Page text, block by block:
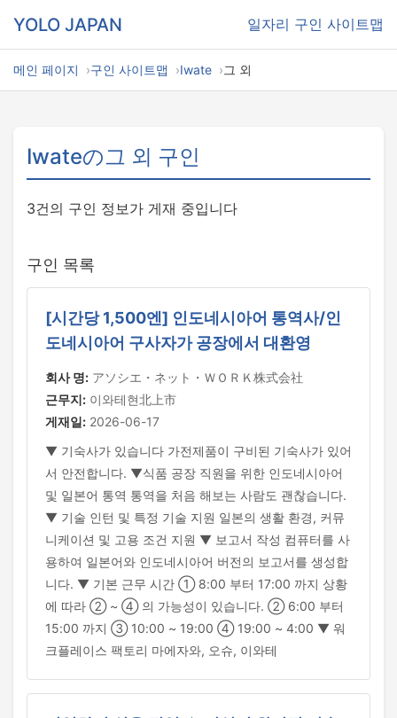
YOLO JAPAN 일자리 구인 사이트맵
메인 페이지 구인 사이트맵 Iwate 그 외
Iwateの그 외 구인
3건의 구인 정보가 게재 중입니다
구인 목록
[시간당 1,500엔] 인도네시아어 통역사/인
도네시아어 구사자가 공장에서 대환영
회사 명: アソシエ・ネット・ＷＯＲＫ株式会社
근무지: 이와테현北上市
게재일: 2026-06-17
▼ 기숙사가 있습니다 가전제품이 구비된 기숙사가 있어
서 안전합니다. ▼식품 공장 직원을 위한 인도네시아어
및 일본어 통역 통역을 처음 해보는 사람도 괜찮습니다.
▼ 기술 인턴 및 특정 기술 지원 일본의 생활 환경, 커뮤
니케이션 및 고용 조건 지원 ▼ 보고서 작성 컴퓨터를 사
용하여 일본어와 인도네시아어 버전의 보고서를 생성합
니다. ▼ 기본 근무 시간 ① 8:00 부터 17:00 까지 상황
에 따라 ② ~ ④ 의 가능성이 있습니다. ② 6:00 부터
15:00 까지 ③ 10:00 ~ 19:00 ④ 19:00 ~ 4:00 ▼ 워
크플레이스 팩토리 마에자와, 오슈, 이와테